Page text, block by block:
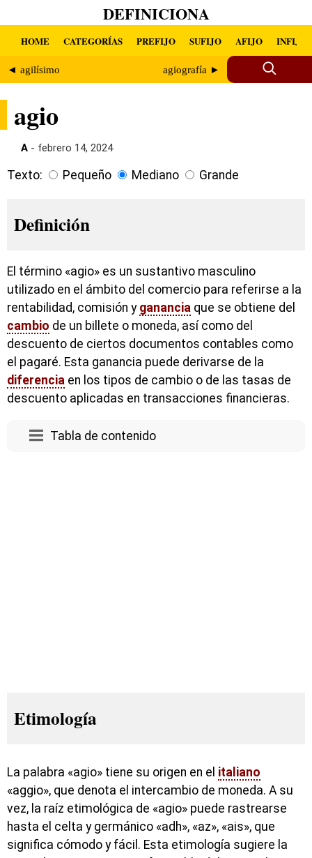
DEFINICIONA
HOME CATEGORÍAS PREFIJO SUFIJO AFIJO INFIJO
◄ agilísimo agiografía ►
agio
A - febrero 14, 2024
Texto: Pequeño Mediano Grande
Definición
El término «agio» es un sustantivo masculino
utilizado en el ámbito del comercio para referirse a la
rentabilidad, comisión y ganancia que se obtiene del
cambio de un billete o moneda, así como del
descuento de ciertos documentos contables como
el pagaré. Esta ganancia puede derivarse de la
diferencia en los tipos de cambio o de las tasas de
descuento aplicadas en transacciones financieras.
Tabla de contenido
Etimología
La palabra «agio» tiene su origen en el italiano
«aggio», que denota el intercambio de moneda. A su
vez, la raíz etimológica de «agio» puede rastrearse
hasta el celta y germánico «adh», «az», «ais», que
significa cómodo y fácil. Esta etimología sugiere la